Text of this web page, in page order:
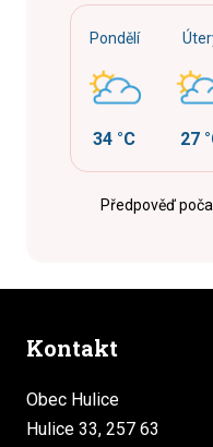
Pondělí
34 °C 27
Předpověď
Kontakt
Obec Hulice
Hulice 33, 257 63